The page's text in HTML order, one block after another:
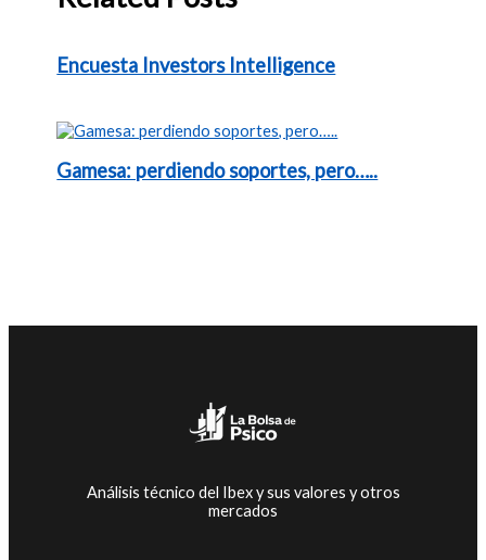
Encuesta Investors Intelligence
Gamesa: perdiendo soportes, pero…..
Análisis técnico del Ibex y sus valores y otros
mercados